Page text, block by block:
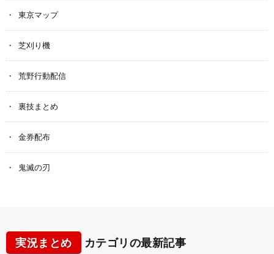
東京マップ
芝刈り機
荒野行動配信
裏技まとめ
金券配布
鬼滅の刃
実況まとめ カテゴリの最新記事